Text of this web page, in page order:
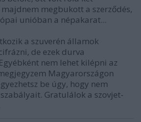
majdnem megbukott a szerződés,
unióban a népakarat...
a szuverén államok
de ezek durva
nem lehet kilépni az
Magyarországon
be úgy, hogy nem
Gratulálok a szovjet-